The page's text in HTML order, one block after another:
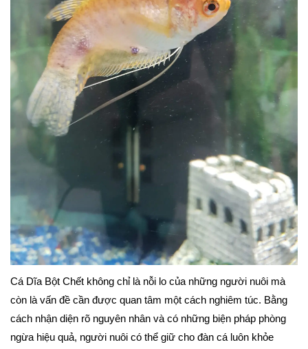
Cá Dĩa Bột Chết không chỉ là nỗi lo của những người nuôi mà
còn là vấn đề cần được quan tâm một cách nghiêm túc. Bằng
cách nhận diện rõ nguyên nhân và có những biện pháp phòng
ngừa hiệu quả, người nuôi có thể giữ cho đàn cá luôn khỏe